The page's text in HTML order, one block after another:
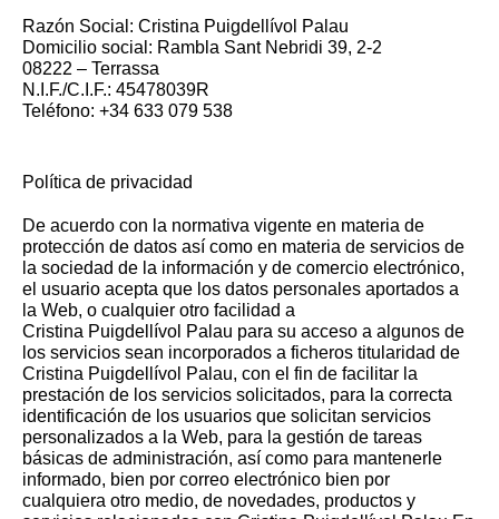
Razón Social: Cristina Puigdellívol Palau
Domicilio social: Rambla Sant Nebridi 39, 2-2
08222 – Terrassa
N.I.F./C.I.F.: 45478039R
Teléfono: +34 633 079 538
Política de privacidad
De acuerdo con la normativa vigente en materia de
protección de datos así como en materia de servicios de
la sociedad de la información y de comercio electrónico,
el usuario acepta que los datos personales aportados a
la Web, o cualquier otro facilidad a
Cristina Puigdellívol Palau para su acceso a algunos de
los servicios sean incorporados a ficheros titularidad de
Cristina Puigdellívol Palau, con el fin de facilitar la
prestación de los servicios solicitados, para la correcta
identificación de los usuarios que solicitan servicios
personalizados a la Web, para la gestión de tareas
básicas de administración, así como para mantenerle
informado, bien por correo electrónico bien por
cualquiera otro medio, de novedades, productos y